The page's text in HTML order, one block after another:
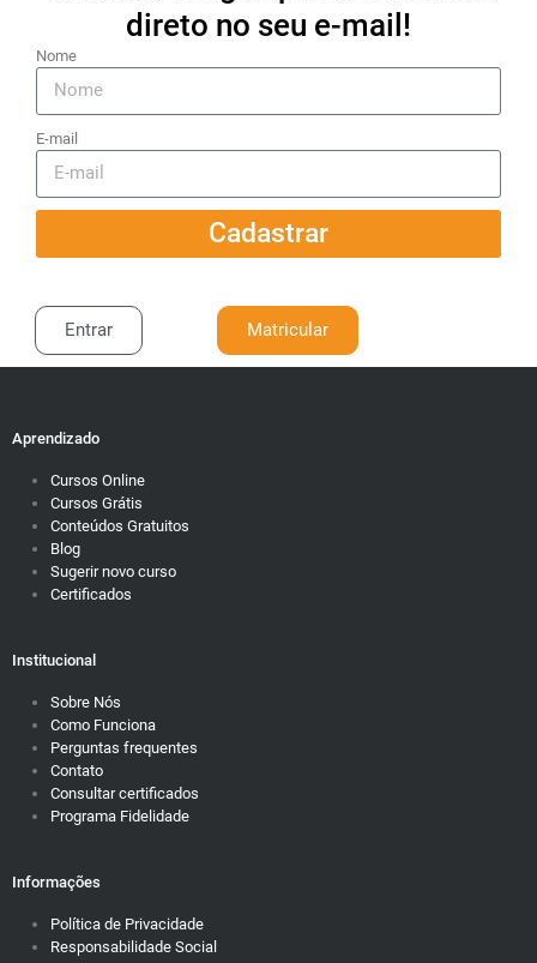
direto no seu e-mail!
Nome
E-mail
Cadastrar
Entrar Matricular
Aprendizado
Cursos Online
Cursos Grátis
Conteúdos Gratuitos
Blog
Sugerir novo curso
Certificados
Institucional
Sobre Nós
Como Funciona
Perguntas frequentes
Contato
Consultar certificados
Programa Fidelidade
Informações
Política de Privacidade
Responsabilidade Social